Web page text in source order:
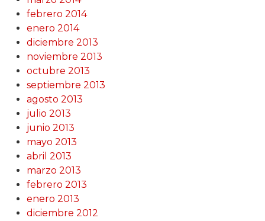
febrero 2014
enero 2014
diciembre 2013
noviembre 2013
octubre 2013
septiembre 2013
agosto 2013
julio 2013
junio 2013
mayo 2013
abril 2013
marzo 2013
febrero 2013
enero 2013
diciembre 2012